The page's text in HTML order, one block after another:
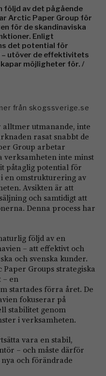
följd av det pågående
Arctic Paper Group för
för de skandinaviska
Enligt
det potential för
utöver de effektivitets
möjligheter för. /
från skogssverige.se
utmanande, inte
rasat snabbt de
Group arbetar
verksamheten inte minst
påtaglig potential för
en omstrukturering av
Avsikten är att
och samtidigt att
Denna process har
följd av en
– att effektivt och
och svenska kunder.
Groups strategiska
– en
startades förra året. De
fokuserar på
stabilitet genom
i verksamheten.
vara en stabil,
– och måste därför
och förändrade